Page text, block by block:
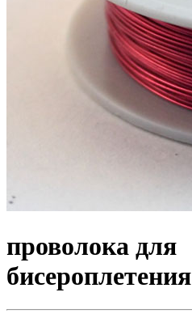
проволока для
бисероплетения